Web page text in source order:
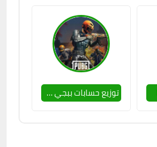
توزيع حسابات ببجي مشحونة🔥